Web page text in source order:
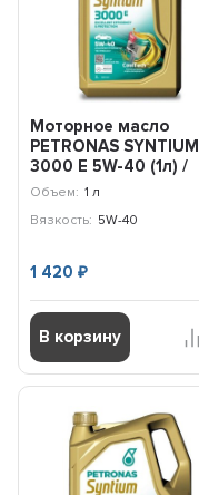
Моторное масло
PETRONAS SYNTIUM
3000 E 5W-40 (1л) /
70134E18EU
Объем: 1 л
Вязкость: 5W-40
1 420₽
В корзину